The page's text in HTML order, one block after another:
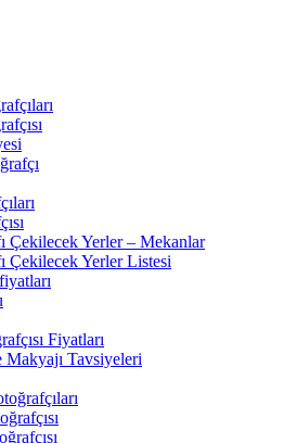
Çekilecek Yerler – Mekanlar
Çekilecek Yerler Listesi
Fiyatları
Makyajı Tavsiyeleri